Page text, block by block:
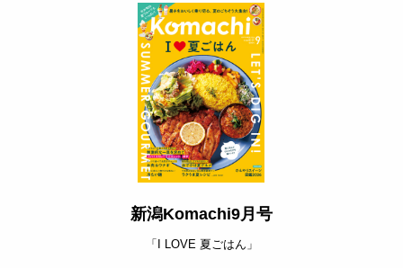
新潟Komachi9月号
「I LOVE 夏ごはん」